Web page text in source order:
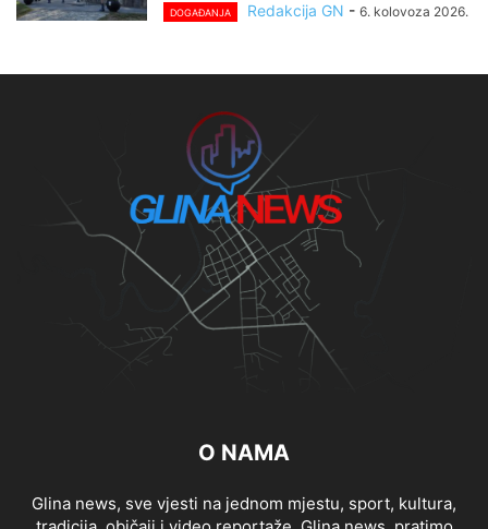
DOGAĐANJA Redakcija GN - 6. kolovoza 2026.
O NAMA
Glina news, sve vjesti na jednom mjestu, sport, kultura,